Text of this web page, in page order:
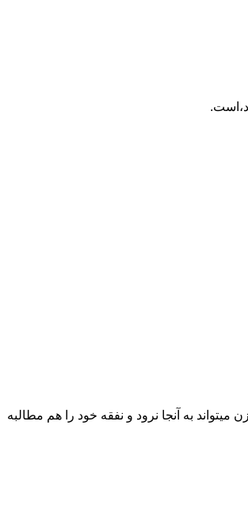
به آنجا نرود و نفقه خود را هم مطالبه